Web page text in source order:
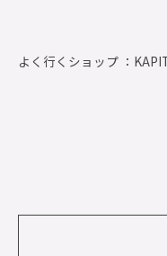
よく行くショップ ：